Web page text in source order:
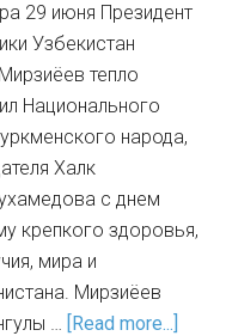
29 июня Президент
Узбекистан
тепло
Национального
народа,
Халк
c днем
крепкого здоровья,
мира и
Мирзиёев
… [Read more...]